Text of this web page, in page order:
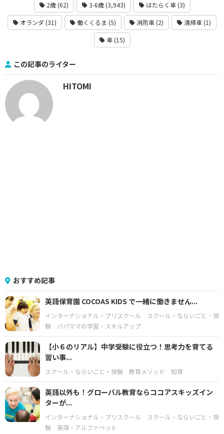
2歳 (62) 3-6歳 (3,943) はたらく車 (3)
オランダ (31) 働くくるま (5) 消防車 (2) 清掃車 (1)
車 (15)
この記事のライター
HITOMI
おすすめ記事
英語保育園 COCOAS KIDS で一緒に働きません...
インターナショナル・プリスクール
スクール・ならいごと・受
験
パパママの学習・スキルアップ
【小６のリアル】中学受験に役立つ！思考力を育てる
習い事...
スクール・ならいごと・受験 教育メソッド 知育
英語以外も！グローバル教育ならココアスキッズイン
ターが...
インターナショナル・プリスクール
スクール・ならいごと・受
験
英語・アルファベット